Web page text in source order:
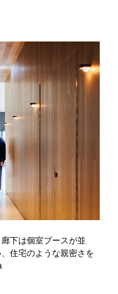
下は個室ブースが並
住宅のような親密さを